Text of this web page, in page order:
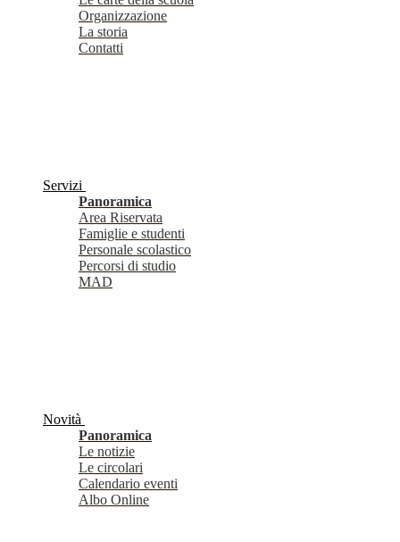
Organizzazione
La storia
Contatti
Servizi
Panoramica
Area Riservata
Famiglie e studenti
Personale scolastico
Percorsi di studio
MAD
Novità
Panoramica
Le notizie
Le circolari
Calendario eventi
Albo Online